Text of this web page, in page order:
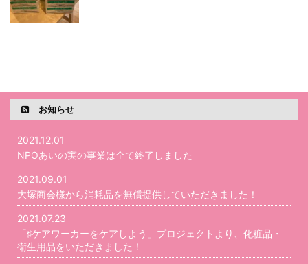
お知らせ
2021.12.01
NPOあいの実の事業は全て終了しました
2021.09.01
大塚商会様から消耗品を無償提供していただきました！
2021.07.23
「♯ケアワーカーをケアしよう」プロジェクトより、化粧品・
衛生用品をいただきました！